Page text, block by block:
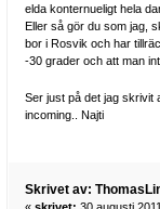
elda konternueligt hela
Eller så gör du som jag,
bor i Rosvik och har
-30 grader och att man
Ser just på det jag skrivit
incoming.. Najti
Skrivet av: